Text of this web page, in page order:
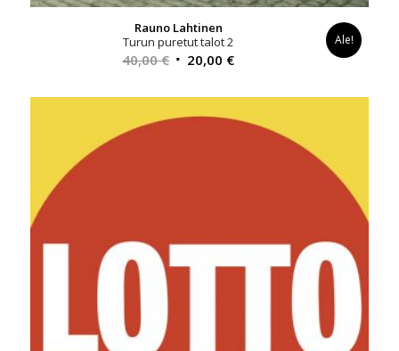
Rauno Lahtinen
Turun puretut talot 2
40,00€ Alkuperäinen
oli:
40,00 €.
20,00 €Nykyinen
on:
20,00 €.
Ale!